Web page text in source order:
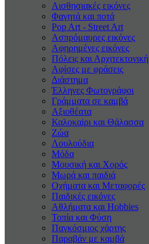
Αισθησιακές εικόνες
Φαγητά και ποτά
Pop Art - Street Art
Ασπρόμαυρες εικόνες
Αφηρημένες εικόνες
Πόλεις και Αρχιτεκτονική
Αφίσες με φράσεις
Διάστημα
Έλληνες Φωτογράφοι
Γράμματα σε καμβά
Αξιοθέατα
Καλοκαiρι και Θάλασσα
Ζώα
Λουλούδια
Μόδα
Μουσική και Χορός
Μωρά και παιδιά
Οχήματα και Μεταφορές
Παιδικές εικόνες
Αθλήματα και Hobbies
Τοπία και Φύση
Παγκόσμιος χάρτης
Παραβάν με καμβά